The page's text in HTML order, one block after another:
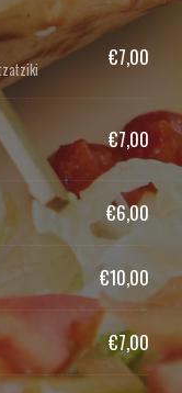
€7,00
€7,00
€6,00
€10,00
€7,00